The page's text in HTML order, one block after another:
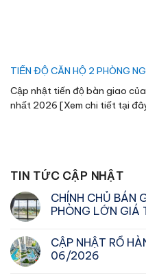
TIẾN ĐỘ CĂN HỘ 2 PHÒNG
Cập nhật tiến độ bàn giao
nhất 2026 [Xem chi tiết tại
TIN TỨC CẬP NHẬT
CHÍNH CHỦ BÁN
PHÒNG LỚN GIÁ
CẬP NHẬT RỔ
06/2026